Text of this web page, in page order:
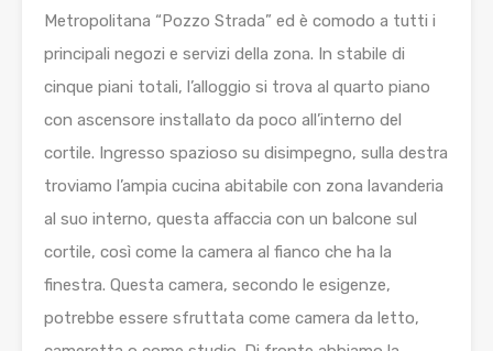
Metropolitana “Pozzo Strada” ed è comodo a tutti i
principali negozi e servizi della zona. In stabile di
cinque piani totali, l’alloggio si trova al quarto piano
con ascensore installato da poco all’interno del
cortile. Ingresso spazioso su disimpegno, sulla destra
troviamo l’ampia cucina abitabile con zona lavanderia
al suo interno, questa affaccia con un balcone sul
cortile, così come la camera al fianco che ha la
finestra. Questa camera, secondo le esigenze,
potrebbe essere sfruttata come camera da letto,